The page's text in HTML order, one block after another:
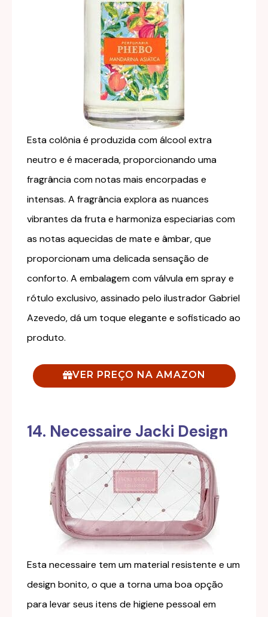
Esta colônia é produzida com álcool extra
neutro e é macerada, proporcionando uma
fragrância com notas mais encorpadas e
intensas. A fragrância explora as nuances
vibrantes da fruta e harmoniza especiarias com
as notas aquecidas de mate e âmbar, que
proporcionam uma delicada sensação de
conforto. A embalagem com válvula em spray e
rótulo exclusivo, assinado pelo ilustrador Gabriel
Azevedo, dá um toque elegante e sofisticado ao
produto.
VER PREÇO NA AMAZON
14. Necessaire Jacki Design
Esta necessaire tem um material resistente e um
design bonito, o que a torna uma boa opção
para levar seus itens de higiene pessoal em